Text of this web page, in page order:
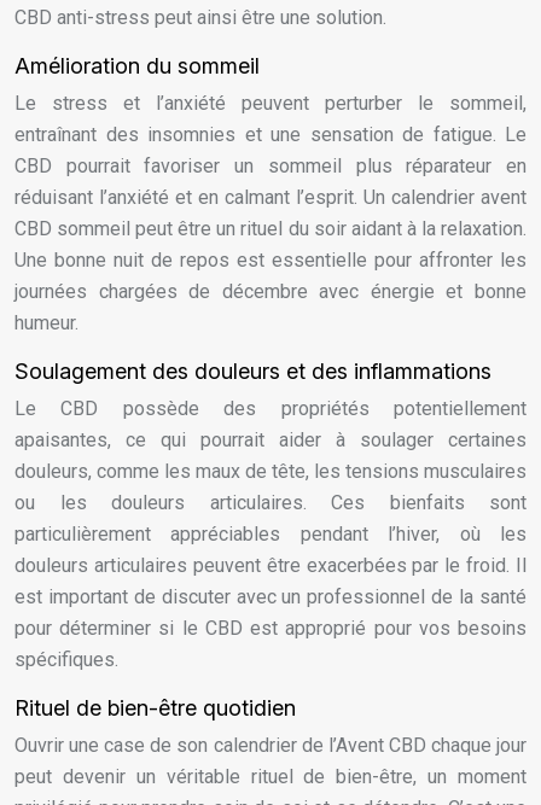
CBD anti-stress peut ainsi être une solution.
Amélioration du sommeil
Le stress et l’anxiété peuvent perturber le sommeil,
entraînant des insomnies et une sensation de fatigue. Le
CBD pourrait favoriser un sommeil plus réparateur en
réduisant l’anxiété et en calmant l’esprit. Un calendrier avent
CBD sommeil peut être un rituel du soir aidant à la relaxation.
Une bonne nuit de repos est essentielle pour affronter les
journées chargées de décembre avec énergie et bonne
humeur.
Soulagement des douleurs et des inflammations
Le CBD possède des propriétés potentiellement
apaisantes, ce qui pourrait aider à soulager certaines
douleurs, comme les maux de tête, les tensions musculaires
ou les douleurs articulaires. Ces bienfaits sont
particulièrement appréciables pendant l’hiver, où les
douleurs articulaires peuvent être exacerbées par le froid. Il
est important de discuter avec un professionnel de la santé
pour déterminer si le CBD est approprié pour vos besoins
spécifiques.
Rituel de bien-être quotidien
Ouvrir une case de son calendrier de l’Avent CBD chaque jour
peut devenir un véritable rituel de bien-être, un moment